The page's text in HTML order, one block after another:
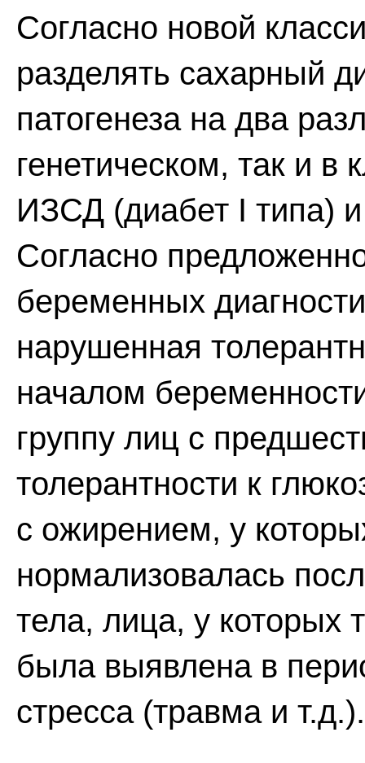
Согласно новой
разделять сахарный
патогенеза на два
генетическом, так и в
ИЗСД (диабет I типа)
Согласно
беременных
нарушенная
началом
группу лиц с
толерантности к
с ожирением, у
нормализовалась
тела, лица, у которых
была выявлена в
стресса (травма и т.д.).